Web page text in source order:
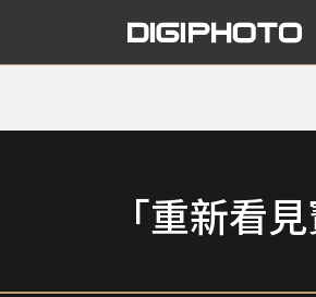
「重新看